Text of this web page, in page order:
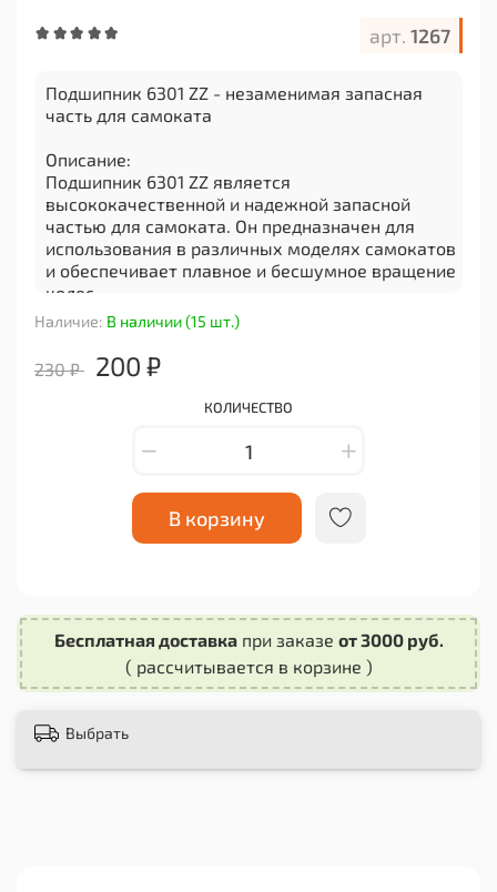
арт. 1267
Наличие: В наличии (15 шт.)
230 ₽ 200 ₽
КОЛИЧЕСТВО
В корзину
Подшипник 6301 ZZ - незаменимая запасная
часть для самоката
Описание:
Подшипник 6301 ZZ является
высококачественной и надежной запасной
частью для самоката. Он предназначен для
использования в различных моделях самокатов
и обеспечивает плавное и бесшумное вращение
колес.
1. Высокое качество: Подшипник 6301 ZZ
изготовлен из прочного материала, который
обеспечивает долгий срок службы и
2. Плавное вращение: Благодаря специальной
обеспечивает плавное и легкое вращение колес
3. Устойчивость к износу: Этот подшипник имеет
Характеристики:
- Модель: 6301 ZZ
- Размеры: Внутренний диаметр - 12 мм,
- Тип защиты: Закрытый металлическим щитом
Бесплатная доставкапри заказе от 3000 руб.
( рассчитывается в корзине )
Выбрать